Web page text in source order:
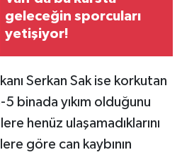
geleceğin sporcuları
yetişiyor!
Serkan Sak ise korkutan
binada yıkım olduğunu
henüz ulaşamadıklarını
göre can kaybının